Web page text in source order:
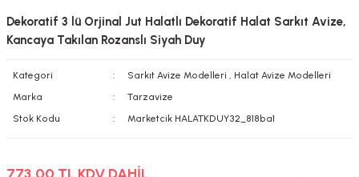
Dekoratif 3 lü Orjinal Jut Halatlı Dekoratif Halat Sarkıt Avize,
Kancaya Takılan Rozanslı Siyah Duy
Kategori Sarkıt Avize Modelleri , Halat Avize Modelleri
Marka
Tarzavize
Stok Kodu
Marketcik HALATKDUY32_818ba1
773,00 TL KDV DAHİL